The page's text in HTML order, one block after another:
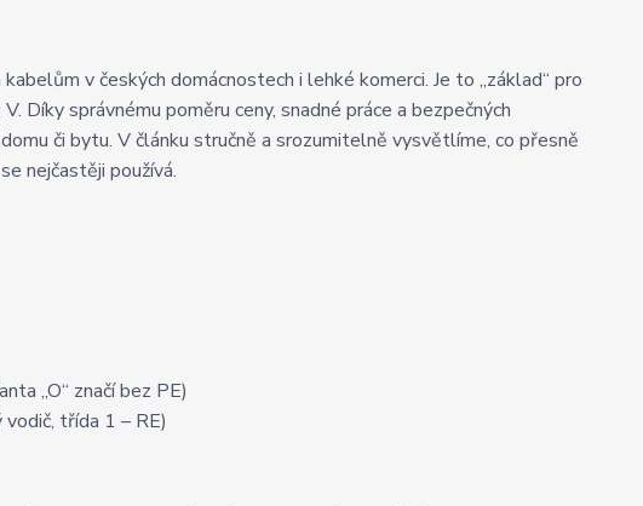
v českých domácnostech i lehké komerci. Je to „základ“ pro
Díky správnému poměru ceny, snadné práce a bezpečných
či bytu. V článku stručně a srozumitelně vysvětlíme, co přesně
nejčastěji používá.
„O“ značí bez PE)
třída 1 – RE)